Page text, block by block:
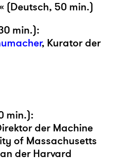
(Deutsch, 50 min.)
min.):
, Kurator der
min.):
der Machine
of Massachusetts
der Harvard